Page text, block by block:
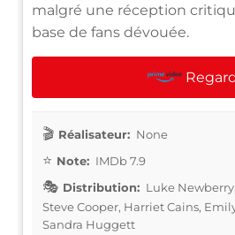
malgré une réception
base de fans dévouée.
Réalisateur: None
Note: IMDb 7.9
Distribution: Luke
Steve Cooper, Harriet Cains,
Sandra Huggett